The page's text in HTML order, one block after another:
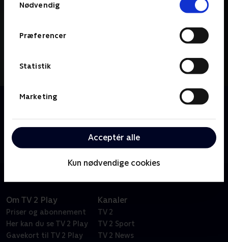
Nødvendig
Præferencer
Statistik
Marketing
Acceptér alle
Kun nødvendige cookies
Om House
ukonventionel tænkning giver ham stor respekt på
trods af hans brutale ærlighed og asociale tendenser.
Om TV 2 Play
Priser og abonnement
Her kan du se TV 2 Play
Gavekort til TV 2 Play
Kanaler
TV 2
TV 2 Sport
TV 2 News